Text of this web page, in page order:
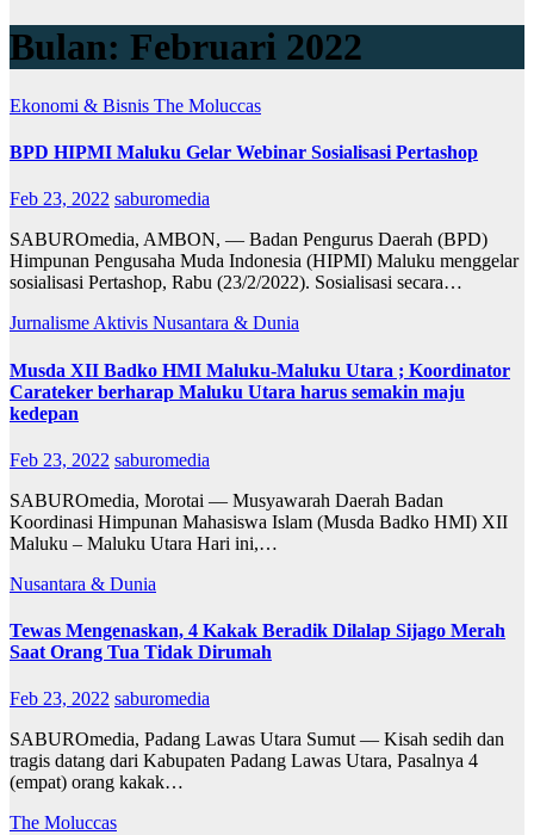
Bulan: Februari 2022
Ekonomi & Bisnis The Moluccas
BPD HIPMI Maluku Gelar Webinar Sosialisasi Pertashop
Feb 23, 2022 saburomedia
SABUROmedia, AMBON, — Badan Pengurus Daerah (BPD)
Himpunan Pengusaha Muda Indonesia (HIPMI) Maluku menggelar
sosialisasi Pertashop, Rabu (23/2/2022). Sosialisasi secara…
Jurnalisme Aktivis Nusantara & Dunia
Musda XII Badko HMI Maluku-Maluku Utara ; Koordinator
Carateker berharap Maluku Utara harus semakin maju
kedepan
Feb 23, 2022 saburomedia
SABUROmedia, Morotai — Musyawarah Daerah Badan
Koordinasi Himpunan Mahasiswa Islam (Musda Badko HMI) XII
Maluku – Maluku Utara Hari ini,…
Nusantara & Dunia
Tewas Mengenaskan, 4 Kakak Beradik Dilalap Sijago Merah
Saat Orang Tua Tidak Dirumah
Feb 23, 2022 saburomedia
SABUROmedia, Padang Lawas Utara Sumut — Kisah sedih dan
tragis datang dari Kabupaten Padang Lawas Utara, Pasalnya 4
(empat) orang kakak…
The Moluccas